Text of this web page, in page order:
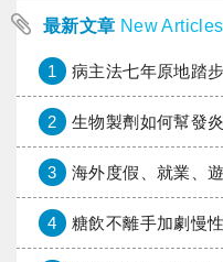
最新文章 New Articles
1 病主法七年原地踏
2 生物製劑如何幫發炎性腸道疾
3 海外度假、就業、遊學保障加倍，
4 糖飲不離手加劇慢性